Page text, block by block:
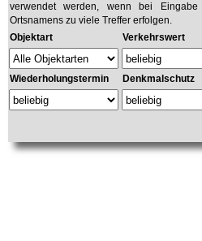
verwendet werden, wenn bei Eingabe
Ortsnamens zu viele Treffer erfolgen.
Objektart
Verkehrswert
Wiederholungstermin Denkmalschutz